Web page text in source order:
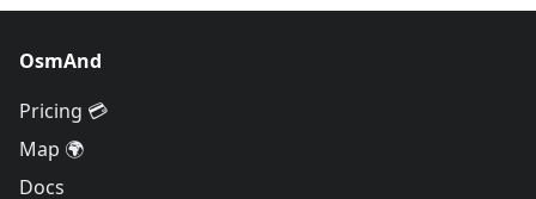
OsmAnd
Pricing 💳
Map 🌍
Docs